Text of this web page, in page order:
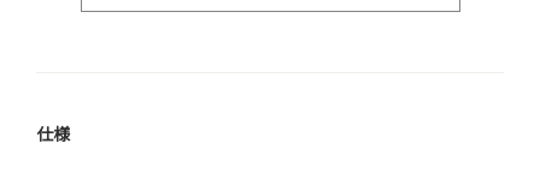
仕様